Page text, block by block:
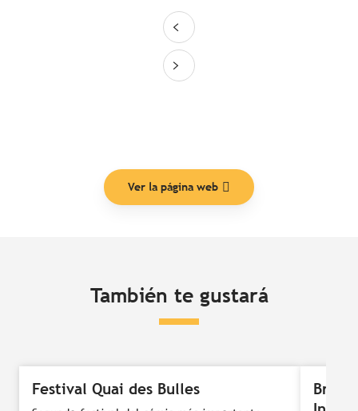
Ver la página web
También te gustará
Festival Quai des Bulles
Brest